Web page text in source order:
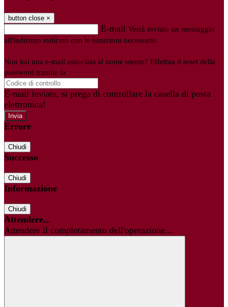
button close ×
E-mail Verrà inviato un messaggio
all'indirizzo indicato con le istruzioni necessarie.
Non hai una e-mail associata al nome utente? Effettua il reset della
password tramite la
E-mail inviata, si prega di controllare la casella di posta
elettronica!
Errore
Chiudi
Successo
Chiudi
Informazione
Chiudi
Attendere...
Attendere il completamento dell'operazione...